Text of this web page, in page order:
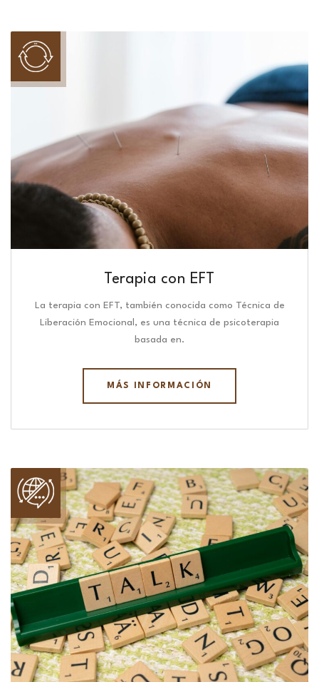
Terapia con EFT
La terapia con EFT, también conocida como Técnica de
Liberación Emocional, es una técnica de psicoterapia
basada en.
MÁS INFORMACIÓN